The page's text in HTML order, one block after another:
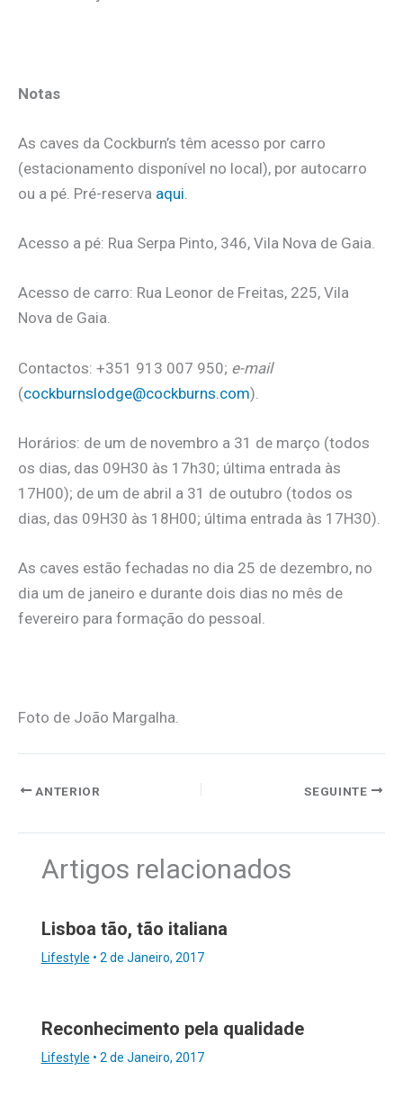
Notas
As caves da Cockburn’s têm acesso por carro
(estacionamento disponível no local), por autocarro
ou a pé. Pré-reserva aqui.
Acesso a pé: Rua Serpa Pinto, 346, Vila Nova de Gaia.
Acesso de carro: Rua Leonor de Freitas, 225, Vila
Nova de Gaia.
Contactos: +351 913 007 950; e-mail
(cockburnslodge@cockburns.com).
Horários: de um de novembro a 31 de março (todos
os dias, das 09H30 às 17h30; última entrada às
17H00); de um de abril a 31 de outubro (todos os
dias, das 09H30 às 18H00; última entrada às 17H30).
As caves estão fechadas no dia 25 de dezembro, no
dia um de janeiro e durante dois dias no mês de
fevereiro para formação do pessoal.
Foto de João Margalha.
ANTERIOR SEGUINTE
Artigos relacionados
Lisboa tão, tão italiana
Lifestyle • 2 de Janeiro, 2017
Reconhecimento pela qualidade
Lifestyle • 2 de Janeiro, 2017